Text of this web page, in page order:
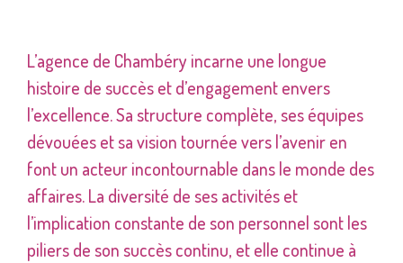
L’agence de Chambéry incarne une longue
histoire de succès et d’engagement envers
l’excellence. Sa structure complète, ses équipes
dévouées et sa vision tournée vers l’avenir en
font un acteur incontournable dans le monde des
affaires. La diversité de ses activités et
l’implication constante de son personnel sont les
piliers de son succès continu, et elle continue à